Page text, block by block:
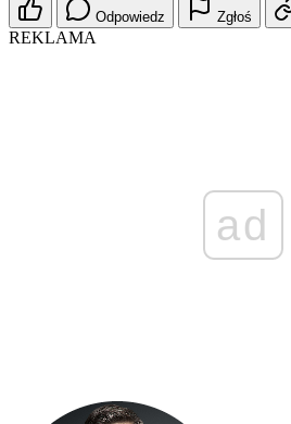
Odpowiedz Zgłoś
REKLAMA
ad